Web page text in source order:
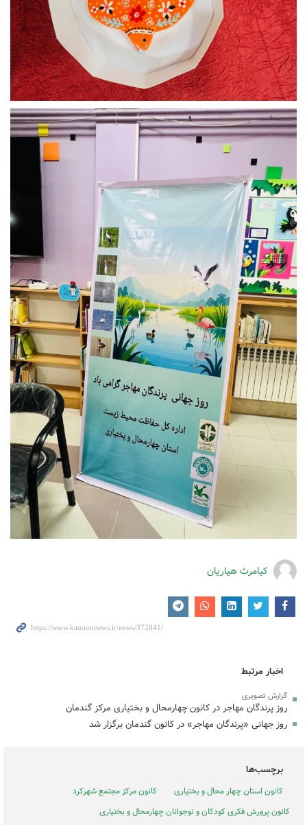
کیامرث هیاریان
اخبار مرتبط
گزارش تصویری
روز پرندگان مهاجر در کانون چهارمحال و بختیاری مرکز گندمان
روز جهانی «پرندگان مهاجر» در کانون گندمان برگزار شد
برچسب‌ها
کانون استان چهار محال و بختیاری
کانون مرکز مجتمع شهرکرد
کانون پرورش فکری کودکان و نوجوانان چهارمحال و بختیاری